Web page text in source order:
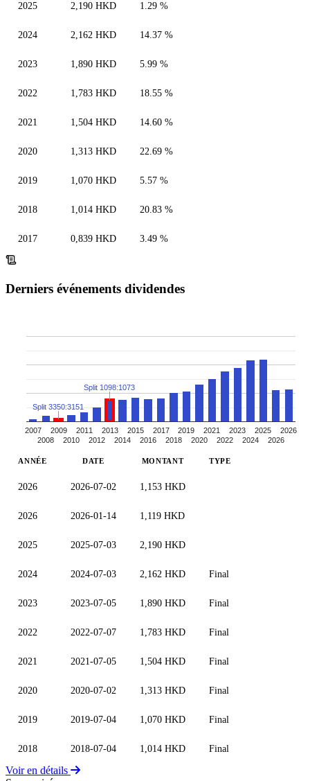
2025 2,190 HKD 1.29 %
2024 2,162 HKD 14.37 %
2023 1,890 HKD 5.99 %
2022 1,783 HKD 18.55 %
2021 1,504 HKD 14.60 %
2020 1,313 HKD 22.69 %
2019 1,070 HKD 5.57 %
2018 1,014 HKD 20.83 %
2017 0,839 HKD 3.49 %
Derniers événements dividendes
2007
2008
2009
2010
2011
2012
2013
2014
2015
2016
2017
2018
2019
2020
2021
2022
2023
2024
2025
2026
2026
Split 3350:3151
Split 1098:1073
ANNÉE DATE MONTANT TYPE
2026 2026-07-02 1,153 HKD
2026 2026-01-14 1,119 HKD
2025 2025-07-03 2,190 HKD
2024 2024-07-03 2,162 HKD Final
2023 2023-07-05 1,890 HKD Final
2022 2022-07-07 1,783 HKD Final
2021 2021-07-05 1,504 HKD Final
2020 2020-07-02 1,313 HKD Final
2019 2019-07-04 1,070 HKD Final
2018 2018-07-04 1,014 HKD Final
Voir en détails